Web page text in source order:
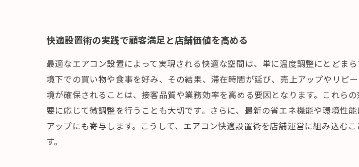
快適設置術の実践で顧客満足と店舗価値を高める
最適なエアコン設置によって実現される快適な空間は、単に温度調整にとどま
境下での買い物や食事を好み、その結果、滞在時間が延び、売上アップやリピ
境が確保されることは、接客品質や業務効率を高める要因となります。これら
要に応じて微調整を行うことも大切です。さらに、最新の省エネ機能や環境性
アップにも寄与します。こうして、エアコン快適設置術を店舗運営に組み込む
す。